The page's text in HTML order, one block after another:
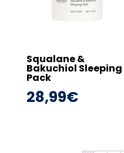
Squalane &
Bakuchiol Sleeping
Pack
28,99€